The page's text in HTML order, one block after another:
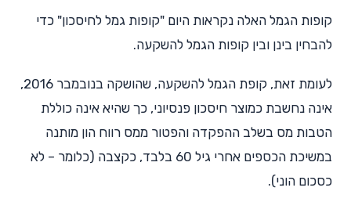
קופות הגמל האלה נקראות היום "קופות גמל לחיסכון" כדי
להבחין בינן ובין קופות הגמל להשקעה.
לעומת זאת, קופת הגמל להשקעה, שהושקה בנובמבר 2016,
אינה נחשבת כמוצר חיסכון פנסיוני, כך שהיא אינה כוללת
הטבות מס בשלב ההפקדה והפטור ממס רווח הון מותנה
במשיכת הכספים אחרי גיל 60 בלבד, כקצבה (כלומר – לא
כסכום הוני).